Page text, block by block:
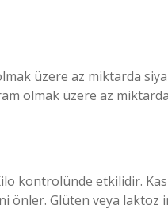
üzere az miktarda
olmak üzere az
kontrolünde etkilidir.
önler. Glüten veya